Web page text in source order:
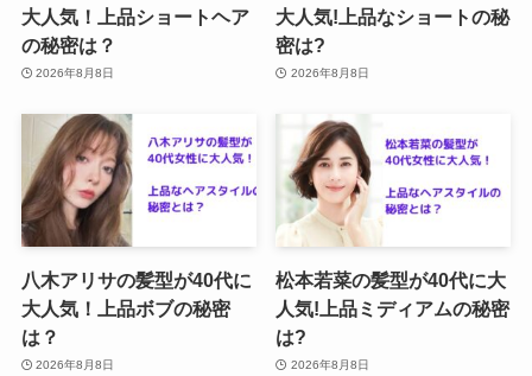
大人気！上品ショートヘア
の秘密は？
2026年8月8日
大人気!上品なショートの秘
密は?
2026年8月8日
八木アリサの髪型が40代に
大人気！上品ボブの秘密
は？
2026年8月8日
松本若菜の髪型が40代に大
人気!上品ミディアムの秘密
は?
2026年8月8日